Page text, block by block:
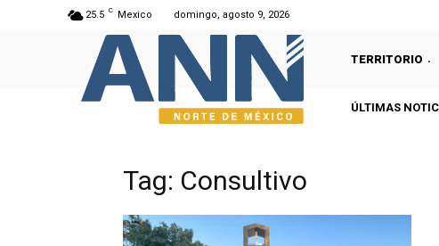
25.5 C Mexico domingo, agosto 9, 2026
TERRITORIO
ÚLTIMAS
Tag: Consultivo